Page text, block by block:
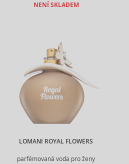
NENÍ SKLADEM
LOMANI ROYAL FLOWERS
parfémovaná voda pro ženy